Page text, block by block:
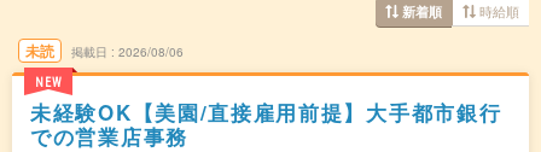
新着順 時給順
未読
NEW
掲載日 2026/08/06
未経験OK【美園/直接雇用前提】大手都市銀行
での営業店事務